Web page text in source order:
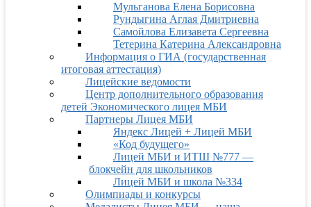
Мульганова Елена Борисовна
Рундыгина Аглая Дмитриевна
Самойлова Елизавета Сергеевна
Тетерина Катерина Александровна
Информация о ГИА (государственная
итоговая аттестация)
Лицейские ведомости
Центр дополнительного образования
детей Экономического лицея МБИ
Партнеры Лицея МБИ
Яндекс Лицей + Лицей МБИ
«Код будущего»
Лицей МБИ и ИТШ №777 —
блокчейн для школьников
Лицей МБИ и школа №334
Олимпиады и конкурсы